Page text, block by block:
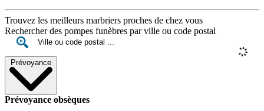
Trouvez les meilleurs marbriers proches de chez vous
Rechercher des pompes funèbres par ville ou code postal
Prévoyance
Prévoyance obsèques